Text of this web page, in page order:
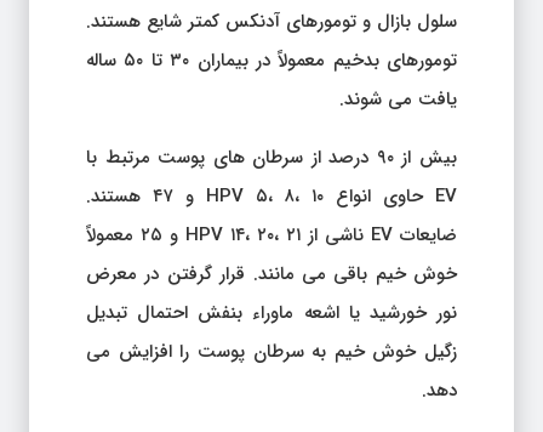
سلول بازال و تومورهای آدنکس کمتر شایع هستند.
تومورهای بدخیم معمولاً در بیماران ۳۰ تا ۵۰ ساله
یافت می شوند.
بیش از ۹۰ درصد از سرطان های پوست مرتبط با
EV حاوی انواع HPV ۵، ۸، ۱۰ و ۴۷ هستند.
ضایعات EV ناشی از HPV ۱۴، ۲۰، ۲۱ و ۲۵ معمولاً
خوش خیم باقی می مانند. قرار گرفتن در معرض
نور خورشید یا اشعه ماوراء بنفش احتمال تبدیل
زگیل خوش خیم به سرطان پوست را افزایش می
دهد.